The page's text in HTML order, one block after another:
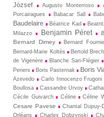
József
Augusto Monterroso
Porcairagues
Babacar Sall
Baudelaire Béatrice Kad
Milazzo
Benjamin Péret
Bernard Dimey Bernard
Bernard-Marie Koltès
Bertold
de Vigenère
Blanche Sari-Flégier
Periers
Boris Pasternak Boris
Azevedo
Carlo Innocenzo Frugoni
Boullosa
Cassandre Urvoy
Cécile Guivarch
Céline Céline
Cesare Pavese Chantal Dupuy-
Orléans
Charles Dobzynski